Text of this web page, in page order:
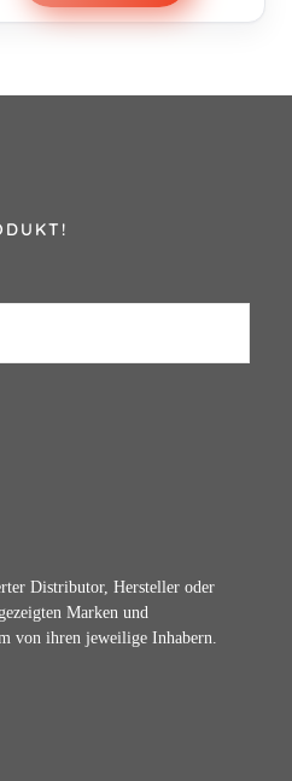
Distributor, Hersteller oder
Marken und
von ihren jeweilige Inhabern.